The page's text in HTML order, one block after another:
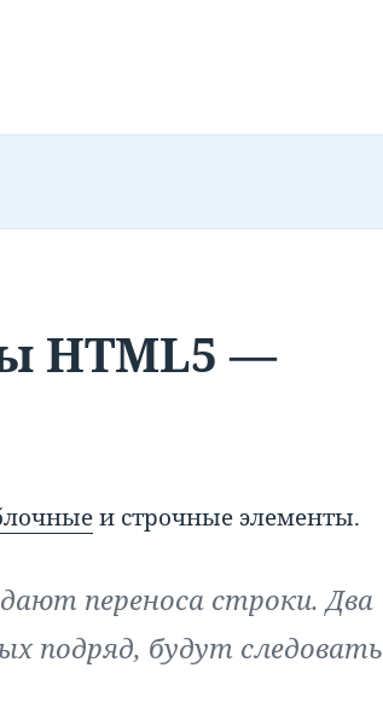
HTML5 —
и строчные элементы.
переноса строки. Два
подряд, будут следовать